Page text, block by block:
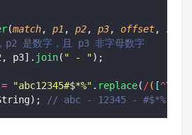
(match, p1 , p2, p3, offset,
是数字，且 p3 非字母数字
p3]. join( " - ");
= "abc12345#$*%" . replace( /( [^\d
// abc - 12345 - #$*%